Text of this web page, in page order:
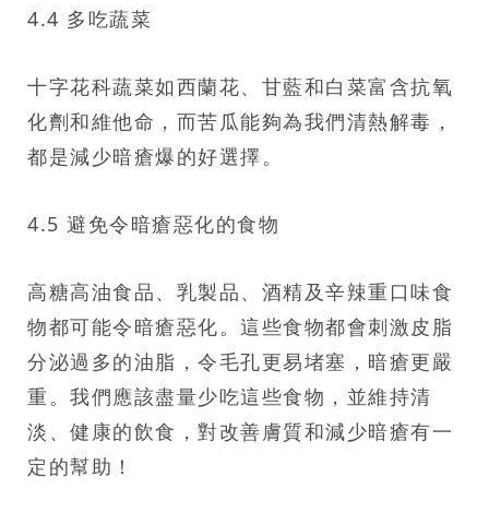
4.4 多吃蔬菜
十字花科蔬菜如西蘭花、甘藍和白菜富含抗氧
化劑和維他命，而苦瓜能夠為我們清熱解毒，
都是減少暗瘡爆的好選擇。
4.5 避免令暗瘡惡化的食物
高糖高油食品、乳製品、酒精及辛辣重口味食
物都可能令暗瘡惡化。這些食物都會刺激皮脂
分泌過多的油脂，令毛孔更易堵塞，暗瘡更嚴
重。我們應該盡量少吃這些食物，並維持清
淡、健康的飲食，對改善膚質和減少暗瘡有一
定的幫助！